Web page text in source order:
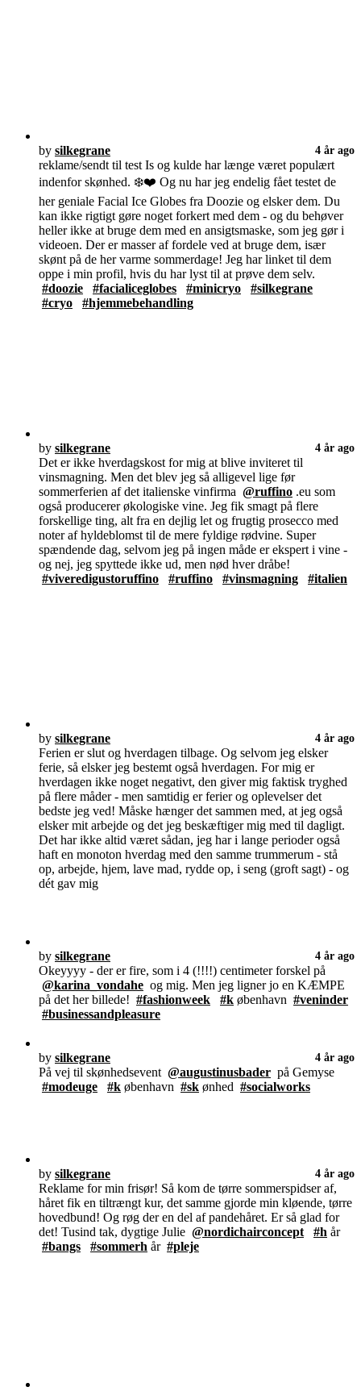
by silkegrane 4 år ago
reklame/sendt til test Is og kulde har længe været populært
indenfor skønhed. ❄️❤️ Og nu har jeg endelig fået testet de
her geniale Facial Ice Globes fra Doozie og elsker dem. Du
kan ikke rigtigt gøre noget forkert med dem - og du behøver
heller ikke at bruge dem med en ansigtsmaske, som jeg gør i
videoen. Der er masser af fordele ved at bruge dem, især
skønt på de her varme sommerdage! Jeg har linket til dem
oppe i min profil, hvis du har lyst til at prøve dem selv.
#doozie
#facialiceglobes #minicryo
#silkegrane
#cryo
#hjemmebehandling
by silkegrane 4 år ago
Det er ikke hverdagskost for mig at blive inviteret til
vinsmagning. Men det blev jeg så alligevel lige før
sommerferien af det italienske vinfirma @ruffino .eu som
også producerer økologiske vine. Jeg fik smagt på flere
forskellige ting, alt fra en dejlig let og frugtig prosecco med
noter af hyldeblomst til de mere fyldige rødvine. Super
spændende dag, selvom jeg på ingen måde er ekspert i vine -
og nej, jeg spyttede ikke ud, men nød hver dråbe!
#viveredigustoruffino
#ruffino #vinsmagning #italien
by silkegrane 4 år ago
Ferien er slut og hverdagen tilbage. Og selvom jeg elsker
ferie, så elsker jeg bestemt også hverdagen. For mig er
hverdagen ikke noget negativt, den giver mig faktisk tryghed
på flere måder - men samtidig er ferier og oplevelser det
bedste jeg ved! Måske hænger det sammen med, at jeg også
elsker mit arbejde og det jeg beskæftiger mig med til dagligt.
Det har ikke altid været sådan, jeg har i lange perioder også
haft en monoton hverdag med den samme trummerum - stå
op, arbejde, hjem, lave mad, rydde op, i seng (groft sagt) - og
dét gav mig
by silkegrane 4 år ago
Okeyyyy - der er fire, som i 4 (!!!!) centimeter forskel på
@karina_vondahe og mig. Men jeg ligner jo en KÆMPE
på det her billede! #fashionweek #k øbenhavn #veninder
#businessandpleasure
by silkegrane 4 år ago
På vej til skønhedsevent @augustinusbader på Gemyse
#modeuge
#k øbenhavn #sk ønhed #socialworks
by silkegrane 4 år ago
Reklame for min frisør! Så kom de tørre sommerspidser af,
håret fik en tiltrængt kur, det samme gjorde min kløende, tørre
hovedbund! Og røg der en del af pandehåret. Er så glad for
det! Tusind tak, dygtige Julie @nordichairconcept #h år
#bangs
#sommerh år #pleje